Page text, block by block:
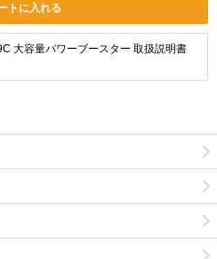
トに入れる
大容量パワーブースター 取扱説明書